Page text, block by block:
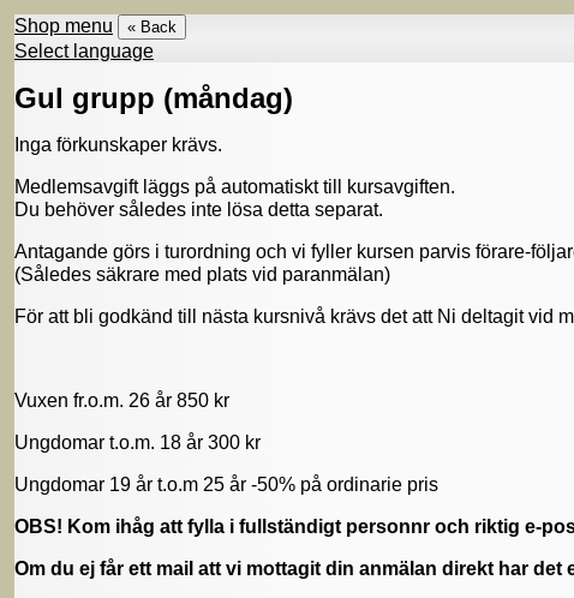
Shop menu « Back
Select language
Gul grupp (måndag)
Inga förkunskaper krävs.
Medlemsavgift läggs på automatiskt till kursavgiften.
Du behöver således inte lösa detta separat.
Antagande görs i turordning och vi fyller kursen parvis förare-
(Således säkrare med plats vid paranmälan)
För att bli godkänd till nästa kursnivå krävs det att Ni deltagit vid
Vuxen fr.o.m. 26 år 850 kr
Ungdomar t.o.m. 18 år 300 kr
Ungdomar 19 år t.o.m 25 år -50% på ordinarie pris
OBS! Kom ihåg att fylla i fullständigt personnr och riktig e-
Om du ej får ett mail att vi mottagit din anmälan direkt har det